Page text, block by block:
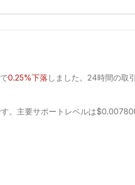
0.25%下落 しました。 24時間の取
。 主要サポートレベルは